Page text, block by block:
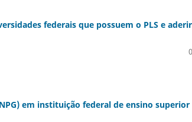
federais que possuem o PLS e
em instituição federal de ensino